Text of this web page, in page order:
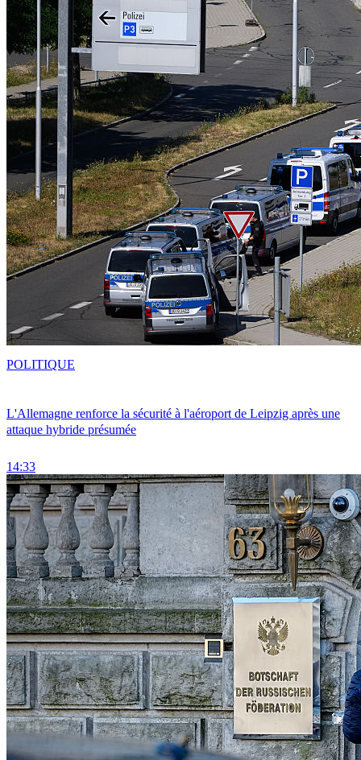
L'Allemagne renforce la sécurité à l'aéroport de Leipzig après une
attaque hybride présumée
14:33
POLITIQUE